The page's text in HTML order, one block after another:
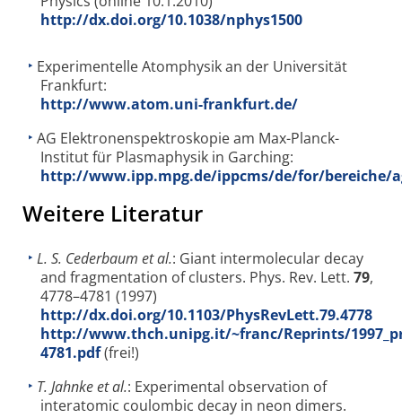
http://dx.doi.org/10.1038/nphys1500
Experimentelle Atomphysik an der Universität
Frankfurt:
http://www.atom.uni-frankfurt.de/
AG Elektronenspektroskopie am Max-Planck-
Institut für Plasmaphysik in Garching:
http://www.ipp.mpg.de/ippcms/de/for/bereiche/
Weitere Literatur
L. S. Cederbaum et al.: Giant intermolecular decay
and fragmentation of clusters. Phys. Rev. Lett. 79,
4778–4781 (1997)
http://dx.doi.org/10.1103/PhysRevLett.79.4778
http://www.thch.unipg.it/~franc/Reprints/
4781.pdf(frei!)
T. Jahnke et al.: Experimental observation of
interatomic coulombic decay in neon dimers.